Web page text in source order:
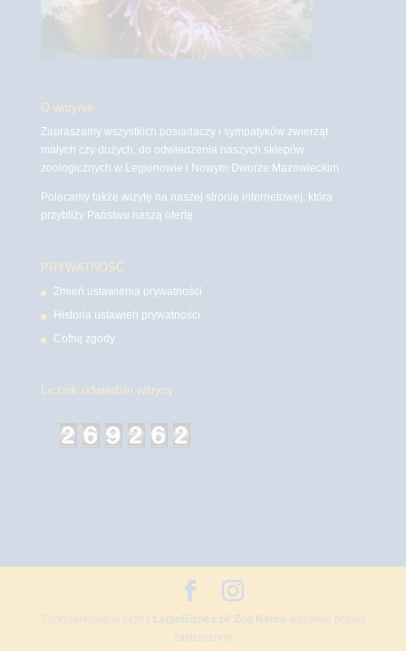
O witrynie
Zapraszamy wszystkich posiadaczy i sympatyków zwierząt
małych czy dużych, do odwiedzenia naszych sklepów
zoologicznych w Legionowie i Nowym Dworze Mazowieckim
Polecamy także wizytę na naszej stronie internetowej, która
przybliży Państwu naszą ofertę.
PRYWATNOŚĆ
Zmień ustawienia prywatności
Historia ustawień prywatności
Cofnij zgody
Licznik odwiedzin witryny
Zaprojektowane przez LegioBiznes.pl/ Zoo Nemowszelkie prawa
zastrzeżone